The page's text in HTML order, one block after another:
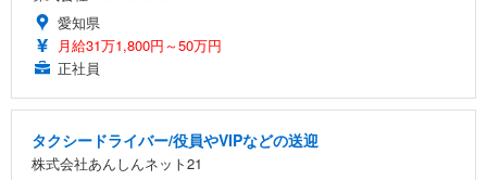
愛知県
月給31万1,800円～50万円
正社員
タクシードライバー/役員やVIPなどの送迎
株式会社あんしんネット21